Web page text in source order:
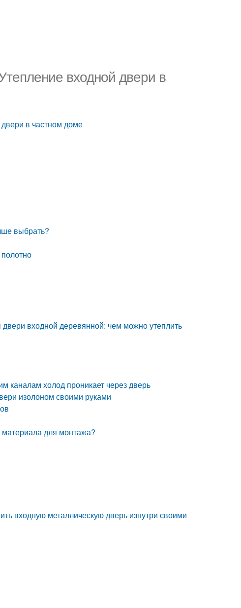
входной двери в
в частном доме
выбрать?
входной деревянной: чем можно утеплить
каналам холод проникает через дверь
изолоном своими руками
материала для монтажа?
входную металлическую дверь изнутри своими